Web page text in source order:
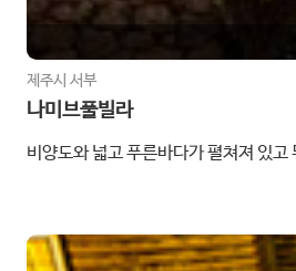
제주시 서부
나미브풀빌라
비양도와 넓고 푸른바다가 펼쳐져 있